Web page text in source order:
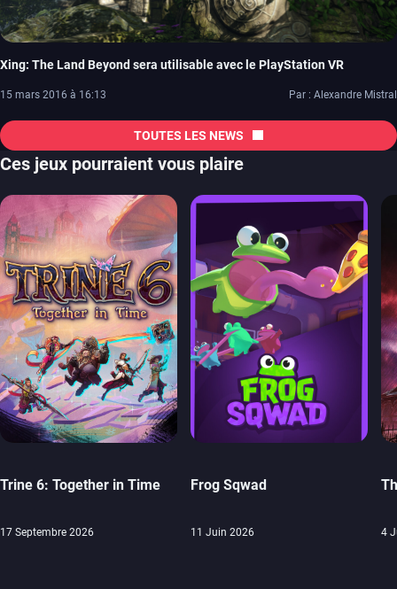
Xing: The Land Beyond sera utilisable avec le PlayStation VR
15 mars 2016 à 16:13 Par : Alexandre Mistral
TOUTES LES NEWS
Ces jeux pourraient vous plaire
Trine 6: Together in Time
17 Septembre 2026
Frog Sqwad
11 Juin 2026 4